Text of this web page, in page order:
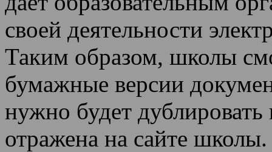
своей деятельности
Таким образом, школы
бумажные версии
нужно будет
отражена на сайте школы.